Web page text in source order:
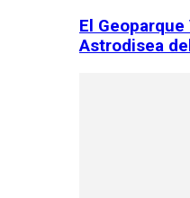
El
Astrodisea